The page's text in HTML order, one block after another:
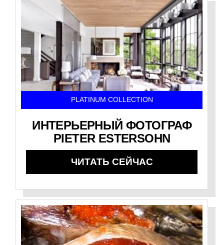
PLATINUM COLLECTION
ИНТЕРЬЕРНЫЙ ФОТОГРАФ
PIETER ESTERSOHN
ЧИТАТЬ СЕЙЧАС